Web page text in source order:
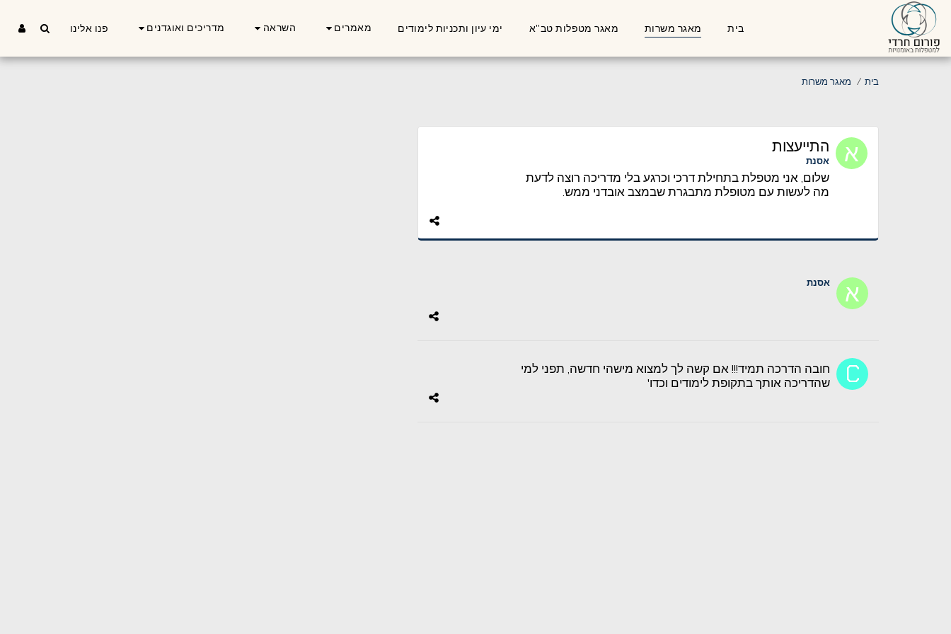
בית מאגר משרות מאגר מטפלות טב''א ימי עיון ותכניות לימודים מאמרים השראה מדריכים ואוגדנים פנו אלינו
בית מאגר משרות
התייעצות
אסנת
שלום, אני מטפלת בתחילת דרכי וכרגע בלי מדריכה רוצה לדעת
מה לעשות עם מטופלת מתבגרת שבמצב אובדני ממש.
אסנת
חובה הדרכה תמיד!!! אם קשה לך למצוא מישהי חדשה, תפני למי
שהדריכה אותך בתקופת לימודים וכדו'